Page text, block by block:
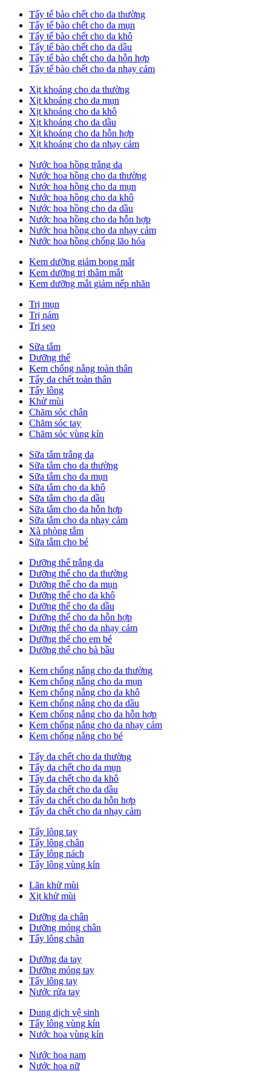
Tẩy tế bào chết cho da thường
Tẩy tế bào chết cho da mụn
Tẩy tế bào chết cho da khô
Tẩy tế bào chết cho da dầu
Tẩy tế bào chết cho da hỗn hợp
Tẩy tế bào chết cho da nhạy cảm
Xịt khoáng cho da thường
Xịt khoáng cho da mụn
Xịt khoáng cho da khô
Xịt khoáng cho da dầu
Xịt khoáng cho da hỗn hợp
Xịt khoáng cho da nhạy cảm
Nước hoa hồng trắng da
Nước hoa hồng cho da thường
Nước hoa hồng cho da mụn
Nước hoa hồng cho da khô
Nước hoa hồng cho da dầu
Nước hoa hồng cho da hỗn hợp
Nước hoa hồng cho da nhạy cảm
Nước hoa hồng chống lão hóa
Kem dưỡng giảm bọng mắt
Kem dưỡng trị thâm mắt
Kem dưỡng mắt giảm nếp nhăn
Trị mụn
Trị nám
Trị sẹo
Sữa tắm
Dưỡng thể
Kem chống nắng toàn thân
Tẩy da chết toàn thân
Tẩy lông
Khử mùi
Chăm sóc chân
Chăm sóc tay
Chăm sóc vùng kín
Sữa tắm trắng da
Sữa tắm cho da thường
Sữa tắm cho da mụn
Sữa tắm cho da khô
Sữa tắm cho da dầu
Sữa tắm cho da hỗn hợp
Sữa tắm cho da nhạy cảm
Xà phòng tắm
Sữa tắm cho bé
Dưỡng thể trắng da
Dưỡng thể cho da thường
Dưỡng thể cho da mụn
Dưỡng thể cho da khô
Dưỡng thể cho da dầu
Dưỡng thể cho da hỗn hợp
Dưỡng thể cho da nhạy cảm
Dưỡng thể cho em bé
Dưỡng thể cho bà bầu
Kem chống nắng cho da thường
Kem chống nắng cho da mụn
Kem chống nắng cho da khô
Kem chống nắng cho da dầu
Kem chống nắng cho da hỗn hợp
Kem chống nắng cho da nhạy cảm
Kem chống nắng cho bé
Tẩy da chết cho da thường
Tẩy da chết cho da mụn
Tẩy da chết cho da khô
Tẩy da chết cho da dầu
Tẩy da chết cho da hỗn hợp
Tẩy da chết cho da nhạy cảm
Tẩy lông tay
Tẩy lông chân
Tẩy lông nách
Tẩy lông vùng kín
Lăn khử mùi
Xịt khử mùi
Dưỡng da chân
Dưỡng móng chân
Tẩy lông chân
Dưỡng da tay
Dưỡng móng tay
Tẩy lông tay
Nước rửa tay
Dung dịch vệ sinh
Tẩy lông vùng kín
Nước hoa vùng kín
Nước hoa nam
Nước hoa nữ